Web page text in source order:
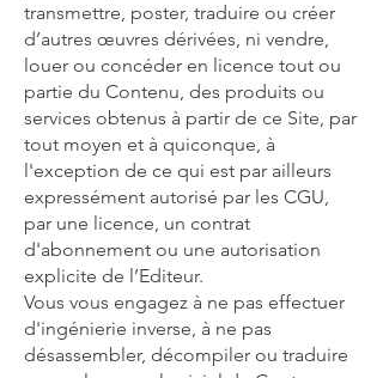
transmettre, poster, traduire ou créer
d’autres œuvres dérivées, ni vendre,
louer ou concéder en licence tout ou
partie du Contenu, des produits ou
services obtenus à partir de ce Site, par
tout moyen et à quiconque, à
l'exception de ce qui est par ailleurs
expressément autorisé par les CGU,
par une licence, un contrat
d'abonnement ou une autorisation
explicite de l’Editeur.
Vous vous engagez à ne pas effectuer
d'ingénierie inverse, à ne pas
désassembler, décompiler ou traduire